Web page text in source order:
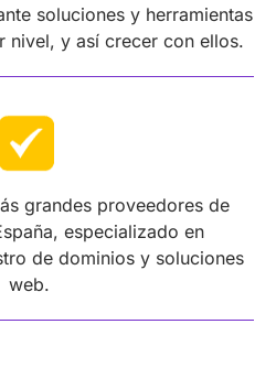
soluciones y herramientas
nivel, y así crecer con ellos.
grandes proveedores de
especializado en
de dominios y soluciones
web.